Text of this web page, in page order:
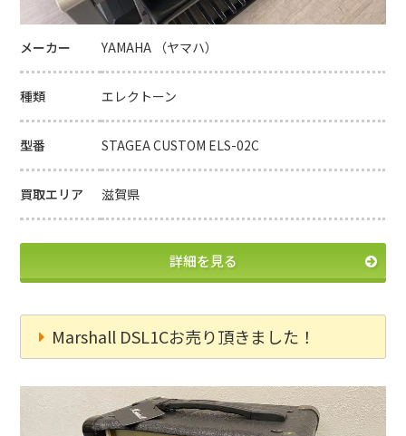
詳細を見る
メーカー YAMAHA （ヤマハ）
種類 エレクトーン
型番 STAGEA CUSTOM ELS-02C
買取エリア 滋賀県
Marshall DSL1Cお売り頂きました！